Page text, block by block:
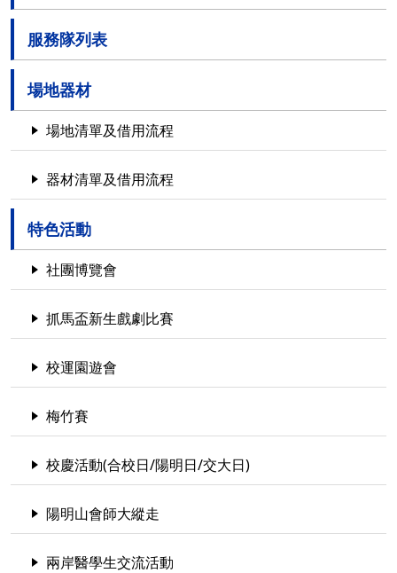
服務隊列表
場地器材
場地清單及借用流程
器材清單及借用流程
特色活動
社團博覽會
抓馬盃新生戲劇比賽
校運園遊會
梅竹賽
校慶活動(合校日/陽明日/交大日)
陽明山會師大縱走
兩岸醫學生交流活動